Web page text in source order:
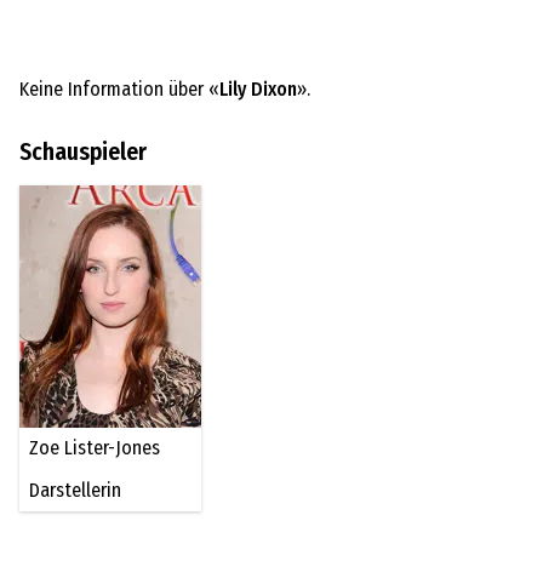
Keine Information über «Lily Dixon».
Schauspieler
Zoe Lister-Jones
Darstellerin